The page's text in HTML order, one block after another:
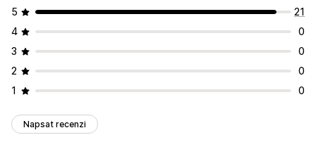
5
21
4
0
3
0
2
0
1
0
Napsat recenzi